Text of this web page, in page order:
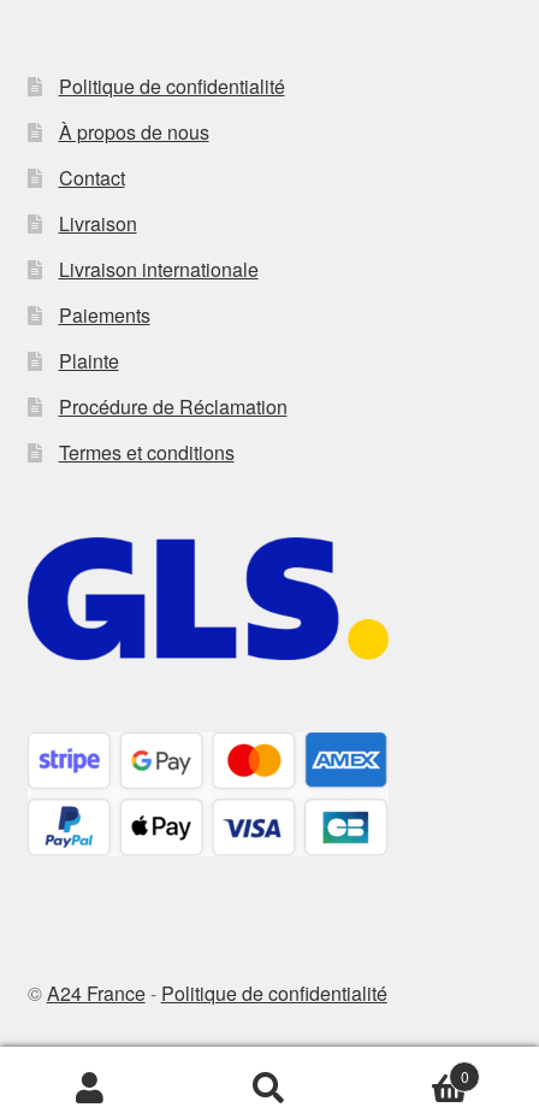
Politique de confidentialité
À propos de nous
Contact
Livraison
Livraison internationale
Paiements
Plainte
Procédure de Réclamation
Termes et conditions
©A24 France- Politique de confidentialité
Recherche
Recherche
0